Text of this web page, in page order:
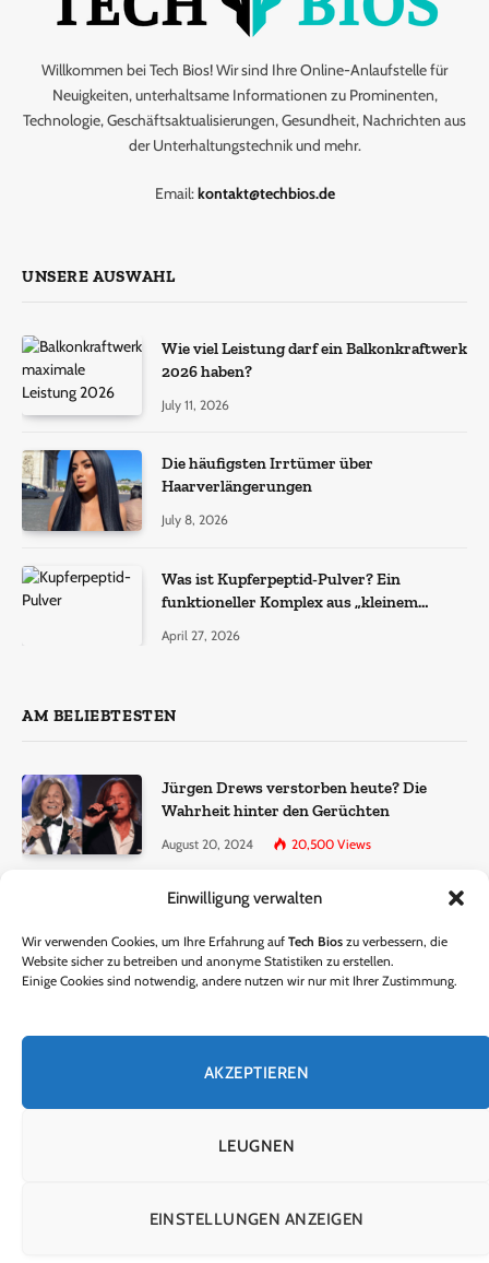
Einwilligung verwalten
Wir verwenden Cookies, um Ihre Erfahrung auf Tech Bios zu verbessern, die
Website sicher zu betreiben und anonyme Statistiken zu erstellen.
Einige Cookies sind notwendig, andere nutzen wir nur mit Ihrer Zustimmung.
AKZEPTIEREN
LEUGNEN
EINSTELLUNGEN ANZEIGEN
Willkommen bei Tech Bios! Wir sind Ihre Online-Anlaufstelle für
Neuigkeiten, unterhaltsame Informationen zu Prominenten,
Technologie, Geschäftsaktualisierungen, Gesundheit, Nachrichten aus
der Unterhaltungstechnik und mehr.
Email:kontakt@techbios.de
UNSERE AUSWAHL
Wie viel Leistung darf ein Balkonkraftwerk
2026 haben?
July 11, 2026
Die häufigsten Irrtümer über
Haarverlängerungen
July 8, 2026
Was ist Kupferpeptid-Pulver? Ein
funktioneller Komplex aus „kleinem
April 27, 2026
AM BELIEBTESTEN
Jürgen Drews verstorben heute? Die
Wahrheit hinter den Gerüchten
August 20, 2024 20,500 Views
Ralf Dammasch Traueranzeige:
June 26, 2024 13,285Views
hinter den Gerüchten
October 5, 2024 9,301
HEIM ÜBER UNS
KONTAKTIERE UNS